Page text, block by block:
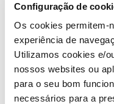
Configuração de
Os cookies permitem-
experiência de
Utilizamos cookies e/
nossos websites ou
para o seu bom
necessários para a